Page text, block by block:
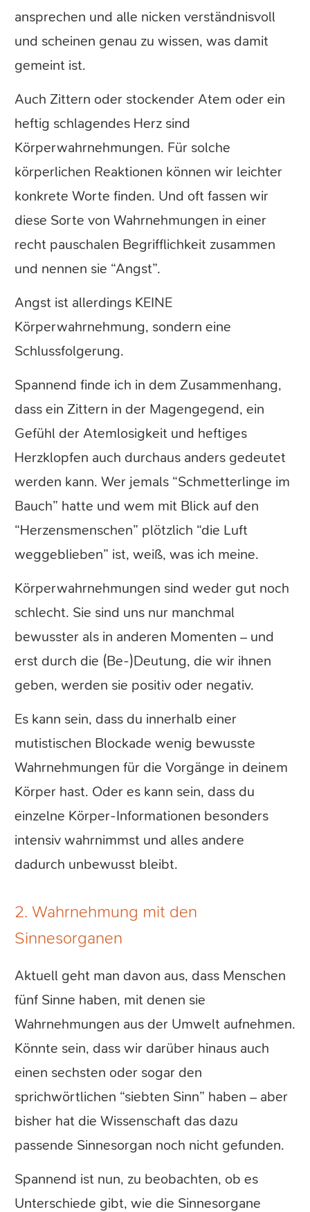
ansprechen und alle nicken verständnisvoll
und scheinen genau zu wissen, was damit
gemeint ist.
Auch Zittern oder stockender Atem oder ein
heftig schlagendes Herz sind
Körperwahrnehmungen. Für solche
körperlichen Reaktionen können wir leichter
konkrete Worte finden. Und oft fassen wir
diese Sorte von Wahrnehmungen in einer
recht pauschalen Begrifflichkeit zusammen
und nennen sie “Angst”.
Angst ist allerdings KEINE
Körperwahrnehmung, sondern eine
Schlussfolgerung.
Spannend finde ich in dem Zusammenhang,
dass ein Zittern in der Magengegend, ein
Gefühl der Atemlosigkeit und heftiges
Herzklopfen auch durchaus anders gedeutet
werden kann. Wer jemals “Schmetterlinge im
Bauch” hatte und wem mit Blick auf den
“Herzensmenschen” plötzlich “die Luft
weggeblieben” ist, weiß, was ich meine.
Körperwahrnehmungen sind weder gut noch
schlecht. Sie sind uns nur manchmal
bewusster als in anderen Momenten – und
erst durch die (Be-)Deutung, die wir ihnen
geben, werden sie positiv oder negativ.
Es kann sein, dass du innerhalb einer
mutistischen Blockade wenig bewusste
Wahrnehmungen für die Vorgänge in deinem
Körper hast. Oder es kann sein, dass du
einzelne Körper-Informationen besonders
intensiv wahrnimmst und alles andere
dadurch unbewusst bleibt.
2. Wahrnehmung mit den
Sinnesorganen
Aktuell geht man davon aus, dass Menschen
fünf Sinne haben, mit denen sie
Wahrnehmungen aus der Umwelt aufnehmen.
Könnte sein, dass wir darüber hinaus auch
einen sechsten oder sogar den
sprichwörtlichen “siebten Sinn” haben – aber
bisher hat die Wissenschaft das dazu
passende Sinnesorgan noch nicht gefunden.
Spannend ist nun, zu beobachten, ob es
Unterschiede gibt, wie die Sinnesorgane